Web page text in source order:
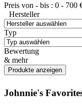
Preis von - bis : 0 - 700
Hersteller
Typ
Bewertung
& mehr
Johnnie's